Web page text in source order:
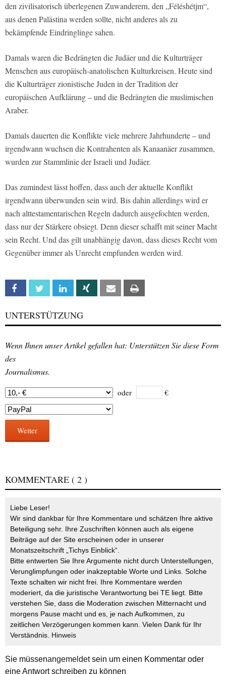
den zivilisatorisch überlegenen Zuwanderern, den „Féléshétjm“,
aus denen Palästina werden sollte, nicht anderes als zu
bekämpfende Eindringlinge sahen.
Damals waren die Bedrängten die Judäer und die Kulturträger
Menschen aus europäisch-anatolischen Kulturkreisen. Heute sind
die Kulturträger zionistische Juden in der Tradition der
europäischen Aufklärung – und die Bedrängten die muslimischen
Araber.
Damals dauerten die Konflikte viele mehrere Jahrhunderte – und
irgendwann wuchsen die Kontrahenten als Kanaanäer zusammen,
wurden zur Stammlinie der Israeli und Judäer.
Das zumindest lässt hoffen, dass auch der aktuelle Konflikt
irgendwann überwunden sein wird. Bis dahin allerdings wird er
nach alttestamentarischen Regeln dadurch ausgefochten werden,
dass nur der Stärkere obsiegt. Denn dieser schafft mit seiner Macht
sein Recht. Und das gilt unabhängig davon, dass dieses Recht vom
Gegenüber immer als Unrecht empfunden werden wird.
Facebook Twitter Linkedin Xing Email
UNTERSTÜTZUNG
Wenn Ihnen unser Artikel gefallen hat: Unterstützen Sie diese Form
des
Journalismus.
oder €
Weiter
KOMMENTARE ( 2 )
Liebe Leser!
Wir sind dankbar für Ihre Kommentare und schätzen Ihre aktive
Beteiligung sehr. Ihre Zuschriften können auch als eigene
Beiträge auf der Site erscheinen oder in unserer
Monatszeitschrift „Tichys Einblick“.
Bitte entwerten Sie Ihre Argumente nicht durch Unterstellungen,
Verunglimpfungen oder inakzeptable Worte und Links. Solche
Texte schalten wir nicht frei. Ihre Kommentare werden
moderiert, da die juristische Verantwortung bei TE liegt. Bitte
verstehen Sie, dass die Moderation zwischen Mitternacht und
morgens Pause macht und es, je nach Aufkommen, zu
zeitlichen Verzögerungen kommen kann. Vielen Dank für Ihr
Verständnis. Hinweis
Sie müssenangemeldetsein um einen Kommentar oder
eine Antwort schreiben zu können